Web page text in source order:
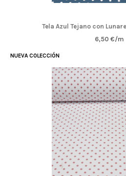
Tela Azul Tejano con
6,50 €/m
NUEVA COLECCIÓN